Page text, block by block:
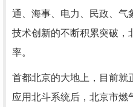
通、海事、电力、民政、气
技术创新的不断积累突破，
率。
首都北京的大地上，目前就
应用北斗系统后，北京市燃